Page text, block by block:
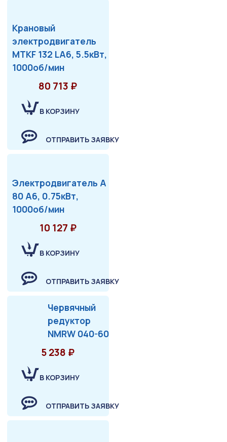
Крановый
электродвигатель
MTKF 132 LA6, 5.5кВт,
1000об/мин
80 713 ₽
В КОРЗИНУ
ОТПРАВИТЬ ЗАЯВКУ
Электродвигатель А
80 А6, 0.75кВт,
1000об/мин
10 127 ₽
В КОРЗИНУ
ОТПРАВИТЬ ЗАЯВКУ
Червячный
редуктор
NMRW 040-60
5 238 ₽
В КОРЗИНУ
ОТПРАВИТЬ ЗАЯВКУ